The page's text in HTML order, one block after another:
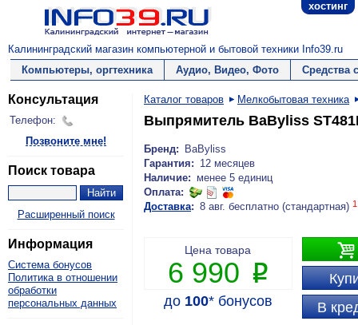
хостинг
Калининградский магазин компьютерной и бытовой техники Info39.ru
Компьютеры, оргтехника
Аудио, Видео, Фото Средства
Консультация
Телефон:
Позвоните мне!
Поиск товара
Расширенный поиск
Информация
Система бонусов
Политика в отношении
обработки
персональных данных
Каталог товаров Мелкобытовая техника
Выпрямитель BaByliss
Бренд:
BaByliss
Гарантия: 12 месяцев
Наличие: менее 5 единиц
Оплата:
Доставка: 8 авг. бесплатно (стандартная) 1

В
Цена товара
6 990 P
до 100*бонусов